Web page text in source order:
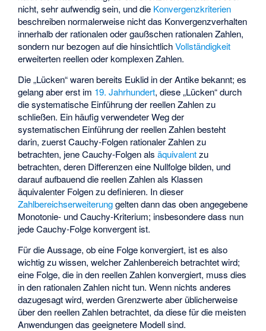
nicht, sehr aufwendig sein, und die Konvergenzkriterien
beschreiben normalerweise nicht das Konvergenzverhalten
innerhalb der rationalen odergaußschen rationalen Zahlen,
sondern nur bezogen auf die hinsichtlichVollständigkeit
erweiterten reellen oder komplexen Zahlen.
Die „Lücken“ waren bereits Euklid in der Antike bekannt; es
gelang aber erst im 19. Jahrhundert, diese „Lücken“ durch
die systematische Einführung der reellen Zahlen zu
schließen. Ein häufig verwendeter Weg der
systematischen Einführung der reellen Zahlen besteht
darin, zuerst Cauchy-Folgen rationaler Zahlen zu
betrachten, jene Cauchy-Folgen alsäquivalentzu
betrachten, deren Differenzen eine Nullfolge bilden, und
darauf aufbauend die reellen Zahlen als Klassen
äquivalenter Folgen zu definieren. In dieser
Zahlbereichserweiterunggelten dann das oben angegebene
Monotonie- und Cauchy-Kriterium; insbesondere dass nun
jede Cauchy-Folge konvergent ist.
Für die Aussage, ob eine Folge konvergiert, ist es also
wichtig zu wissen, welcher Zahlenbereich betrachtet wird;
eine Folge, die in den reellen Zahlen konvergiert, muss dies
in den rationalen Zahlen nicht tun. Wenn nichts anderes
dazugesagt wird, werden Grenzwerte aber üblicherweise
über den reellen Zahlen betrachtet, da diese für die meisten
Anwendungen das geeignetere Modell sind.